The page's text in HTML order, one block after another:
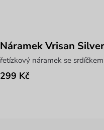
Náramek Vrisan Silver
řetízkový náramek se srdíčkem
299 Kč